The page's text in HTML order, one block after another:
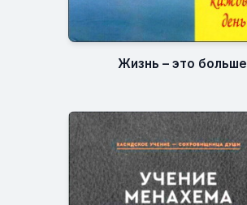
Жизнь – это больше